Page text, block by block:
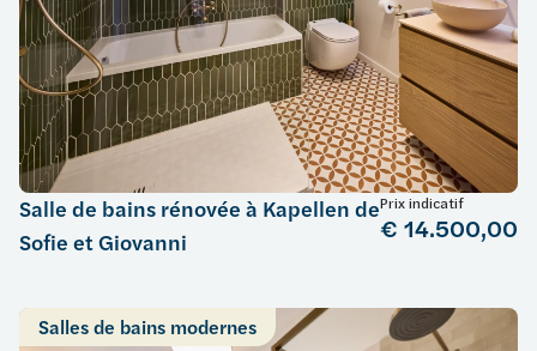
Salle de bains rénovée à Kapellen de
Sofie et Giovanni
Prix indicatif
€ 14.500,00
Salles de bains modernes